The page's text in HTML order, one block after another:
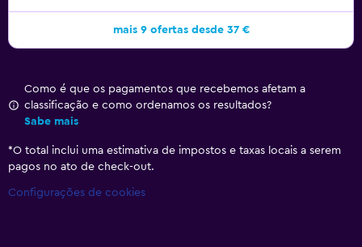
mais 9 ofertas desde 37 €
Como é que os pagamentos que recebemos afetam a
classificação e como ordenamos os resultados?
Sabe mais
*O total inclui uma estimativa de impostos e taxas locais a serem
pagos no ato de check-out.
Configurações de cookies